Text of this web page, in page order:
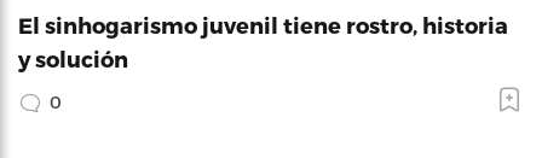
El sinhogarismo juvenil tiene rostro, historia
y solución
0